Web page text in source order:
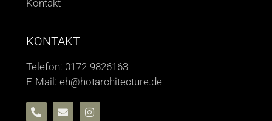
Kontakt
KONTAKT
Telefon: 0172-9826163
E-Mail: eh@hotarchitecture.de